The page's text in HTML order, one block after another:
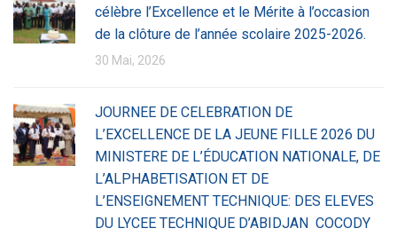
célèbre l’Excellence et le Mérite à l’occasion
de la clôture de l’année scolaire 2025-2026.
30 Mai, 2026
JOURNEE DE CELEBRATION DE
L’EXCELLENCE DE LA JEUNE FILLE 2026 DU
MINISTERE DE L’ÉDUCATION NATIONALE, DE
L’ALPHABETISATION ET DE
L’ENSEIGNEMENT TECHNIQUE: DES ELEVES
DU LYCEE TECHNIQUE D’ABIDJAN COCODY